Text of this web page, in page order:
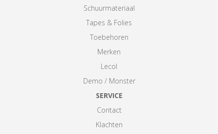
Schuurmateriaal
Tapes & Folies
Toebehoren
Merken
Lecol
Demo / Monster
SERVICE
Contact
Klachten